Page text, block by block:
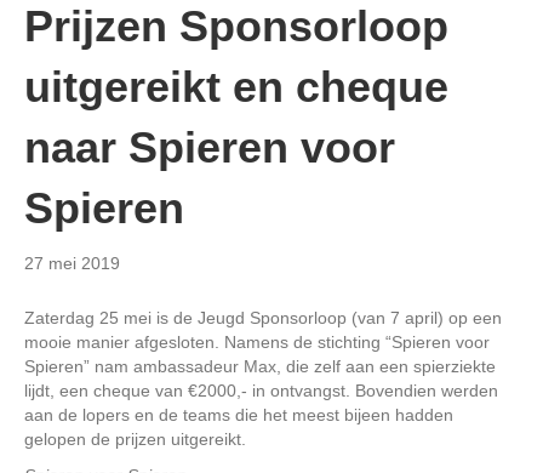
Prijzen Sponsorloop
uitgereikt en cheque
naar Spieren voor
Spieren
27 mei 2019
Zaterdag 25 mei is de Jeugd Sponsorloop (van 7 april) op een
mooie manier afgesloten. Namens de stichting “Spieren voor
Spieren” nam ambassadeur Max, die zelf aan een spierziekte
lijdt, een cheque van €2000,- in ontvangst. Bovendien werden
aan de lopers en de teams die het meest bijeen hadden
gelopen de prijzen uitgereikt.